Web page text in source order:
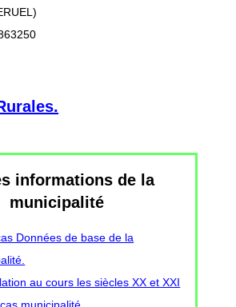
informations de la
municipalité
Données de base de la
au cours les siècles XX et XXI